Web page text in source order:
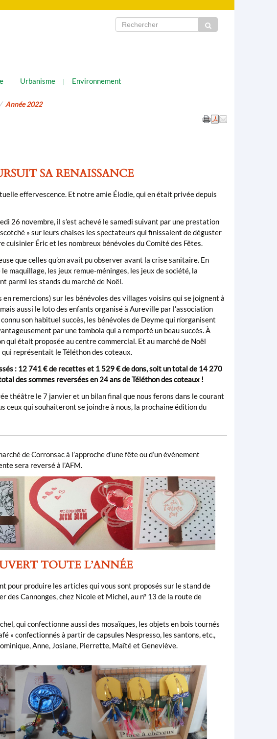
Urbanisme Environnement
Année 2022
SA RENAISSANCE
effervescence. Et notre amie Élodie, qui en était privée depuis
26 novembre, il s’est achevé le samedi suivant par une prestation
» sur leurs chaises les spectateurs qui finissaient de déguster
Éric et les nombreux bénévoles du Comité des Fêtes.
que celles qu’on avait pu observer avant la crise sanitaire. En
maquillage, les jeux remue-méninges, les jeux de société, la
parmi les stands du marché de Noël.
remercions) sur les bénévoles des villages voisins qui se joignent à
aussi le loto des enfants organisé à Aureville par l’association
son habituel succès, les bénévoles de Deyme qui n’organisent
par une tombola qui a remporté un beau succès. À
qui était proposée au centre commercial. Et au marché de Noël
qui représentait le Téléthon des coteaux.
: 12 741 € de recettes et 1 529 € de dons, soit un total de 14 270
des sommes reversées en 24 ans de Téléthon des coteaux !
théâtre le 7 janvier et un bilan final que nous ferons dans le courant
qui souhaiteront se joindre à nous, la prochaine édition du
de Corronsac à l’approche d’une fête ou d’un évènement
sera reversé à l’AFM.
TOUTE L’ANNÉE
pour produire les articles qui vous sont proposés sur le stand de
des Cannonges, chez Nicole et Michel, au n° 13 de la route de
qui confectionne aussi des mosaïques, les objets en bois tournés
» confectionnés à partir de capsules Nespresso, les santons, etc.,
Anne, Josiane, Pierrette, Maïté et Geneviève.